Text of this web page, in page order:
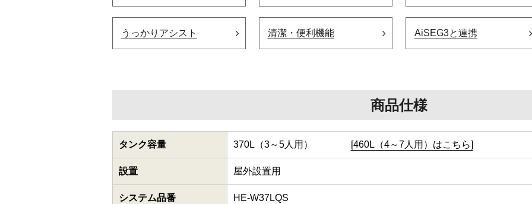
うっかりアシスト 清潔・便利機能 AiSEG3と連携
商品仕様
タンク容量 370L（3～5人用） [460L（4～7人用）はこちら]
設置 屋外設置用
システム品番 HE-W37LQS